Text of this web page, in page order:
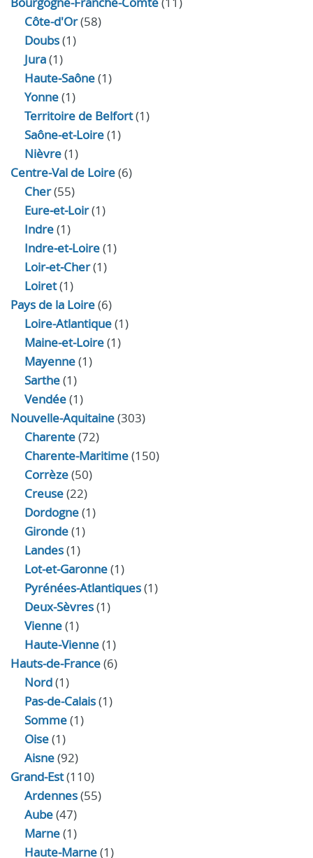
Côte-d'Or(58)
Doubs(1)
Jura(1)
Haute‑Saône(1)
Yonne(1)
Territoire de Belfort(1)
Saône-et-Loire(1)
Nièvre(1)
Centre-Val de Loire(6)
Cher(55)
Eure‑et‑Loir(1)
Indre(1)
Indre‑et‑Loire(1)
Loir‑et‑Cher(1)
Loiret(1)
Pays de la Loire(6)
Loire-Atlantique(1)
Maine-et-Loire(1)
Mayenne(1)
Sarthe(1)
Vendée(1)
Nouvelle-Aquitaine(303)
Charente(72)
Charente-Maritime(150)
Corrèze(50)
Creuse(22)
Dordogne(1)
Gironde(1)
Landes(1)
Lot-et-Garonne(1)
Pyrénées-Atlantiques(1)
Deux-Sèvres(1)
Vienne(1)
Haute-Vienne(1)
Hauts-de-France(6)
Nord(1)
Pas-de-Calais(1)
Somme(1)
Oise(1)
Aisne(92)
Grand-Est(110)
Ardennes(55)
Aube(47)
Marne(1)
Haute-Marne(1)